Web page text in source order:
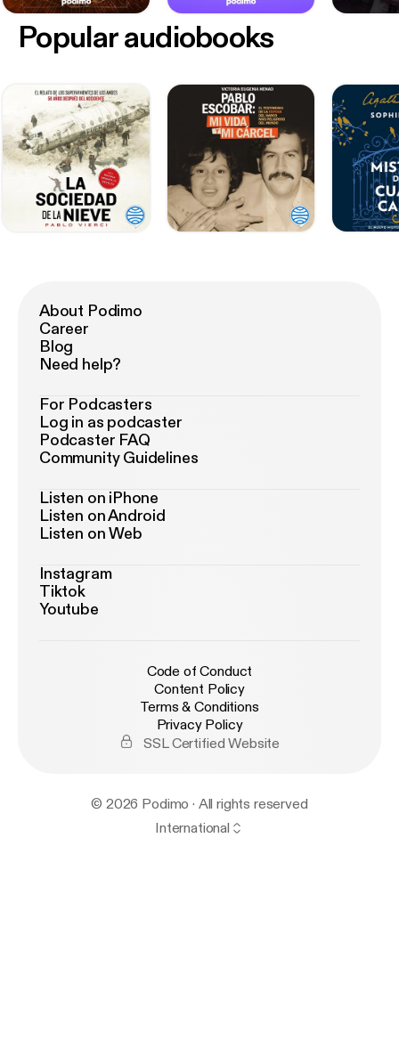
Popular audiobooks
About Podimo
Career
Blog
Need help?
For Podcasters
Log in as podcaster
Podcaster FAQ
Community Guidelines
Listen on iPhone
Listen on Android
Listen on Web
Instagram
Tiktok
Youtube
Code of Conduct
Content Policy
Terms & Conditions
Privacy Policy
SSL Certified Website
© 2026 Podimo · All rights reserved
International